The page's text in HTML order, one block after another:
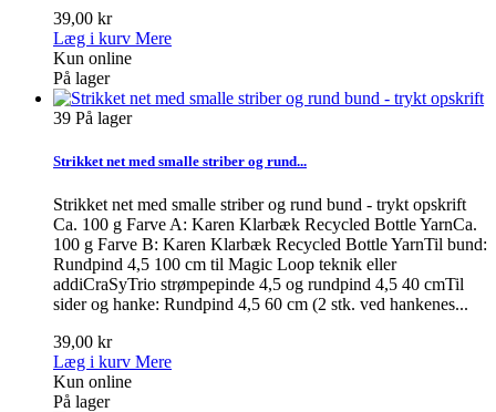
39,00 kr
Læg i kurv Mere
Kun online
På lager
39 På lager
Strikket net med smalle striber og rund...
Strikket net med smalle striber og rund bund - trykt opskrift
Ca. 100 g Farve A: Karen Klarbæk Recycled Bottle YarnCa.
100 g Farve B: Karen Klarbæk Recycled Bottle YarnTil bund:
Rundpind 4,5 100 cm til Magic Loop teknik eller
addiCraSyTrio strømpepinde 4,5 og rundpind 4,5 40 cmTil
sider og hanke: Rundpind 4,5 60 cm (2 stk. ved hankenes...
39,00 kr
Læg i kurv Mere
Kun online
På lager